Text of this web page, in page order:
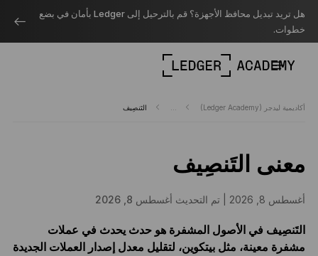
هل تريد تبديل محافظ الأجهزة؟ قم بالترحيل إلى Ledger بأمان في بضع
خطوات.
أكاديمية ليدجر (Ledger Academy) التَنصِيف
معنى التَنصِيف
أغسطس 8, 2026 | تم التحديث أغسطس 8, 2026
التَنصِيف في الأصول المشفرة هو حدث يحدث في عملات
مشفرة معينة، مثل بيتكوين، لتقليل معدل إصدار العملات الجديدة